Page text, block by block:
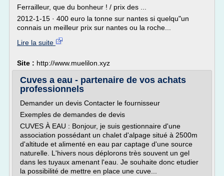
Ferrailleur, que du bonheur ! / prix des ...
2012-1-15 · 400 euro la tonne sur nantes si quelqu"un
connais un meilleur prix sur nantes ou la roche...
Lire la suite
Site : http://www.muelilon.xyz
Cuves a eau - partenaire de vos achats
professionnels
Demander un devis Contacter le fournisseur
Exemples de demandes de devis
CUVES À EAU : Bonjour, je suis gestionnaire d'une
association possédant un chalet d'alpage situé à 2500m
d'altitude et alimenté en eau par captage d'une source
naturelle. L'hivers nous déplorons très souvent un gel
dans les tuyaux amenant l'eau. Je souhaite donc etudier
la possibilité de mettre en place une cuve...